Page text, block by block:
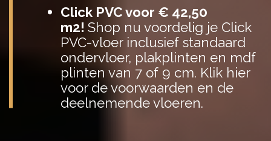
Click PVC voor € 42,50
m2! Shop nu voordelig je Click
PVC-vloer inclusief standaard
ondervloer, plakplinten en mdf
plinten van 7 of 9 cm. Klik hier
voor de voorwaarden en de
deelnemende vloeren.